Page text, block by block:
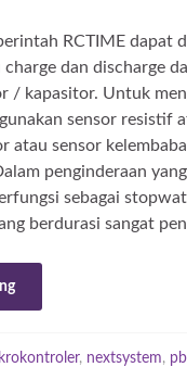
RCTIME dapat
dan discharge
/ kapasitor. Untuk
sensor resistif
atau sensor
penginderaan
sebagai
berdurasi sangat
, nextsystem,